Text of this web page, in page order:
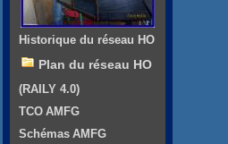
Historique du réseau HO
Plan du réseau HO
(RAILY 4.0)
TCO AMFG
Schémas AMFG